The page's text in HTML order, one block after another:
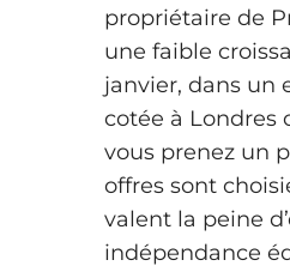
propriétaire de
une faible
janvier, dans un
cotée à Londres
vous prenez un
offres sont
valent la peine
indépendance